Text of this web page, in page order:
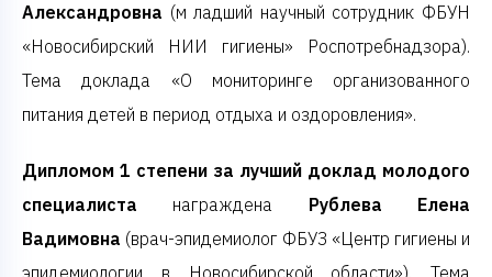
Александровна (младший научный сотрудник ФБУН
«Новосибирский НИИ гигиены» Роспотребнадзора).
Тема доклада «О мониторинге организованного
питания детей в период отдыха и оздоровления».
Дипломом 1 степени за лучший доклад молодого
специалиста награждена Рублева Елена
Вадимовна (врач-эпидемиолог ФБУЗ «Центр гигиены и
эпидемиологии в Новосибирской области»). Тема